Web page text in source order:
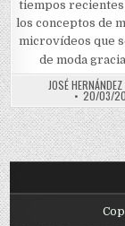
tiempos recientes
los conceptos de
microvídeos que
de moda
JOSÉ
20/03/